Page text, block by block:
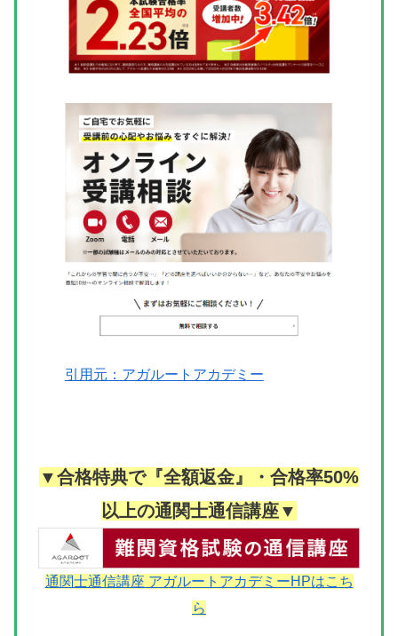
引用元：アガルートアカデミー
▼合格特典で『全額返金』・合格率50%
以上の通関士通信講座▼
通関士通信講座 アガルートアカデミーHPはこち
ら